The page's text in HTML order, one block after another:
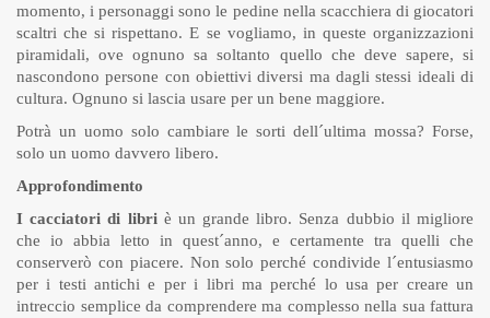
momento, i personaggi sono le pedine nella scacchiera di giocatori
scaltri che si rispettano. E se vogliamo, in queste organizzazioni
piramidali, ove ognuno sa soltanto quello che deve sapere, si
nascondono persone con obiettivi diversi ma dagli stessi ideali di
cultura. Ognuno si lascia usare per un bene maggiore.
Potrà un uomo solo cambiare le sorti dell´ultima mossa? Forse,
solo un uomo davvero libero.
Approfondimento
I cacciatori di libriè un grande libro. Senza dubbio il migliore
che io abbia letto in quest´anno, e certamente tra quelli che
conserverò con piacere. Non solo perché condivide l´entusiasmo
per i testi antichi e per i libri ma perché lo usa per creare un
intreccio semplice da comprendere ma complesso nella sua fattura